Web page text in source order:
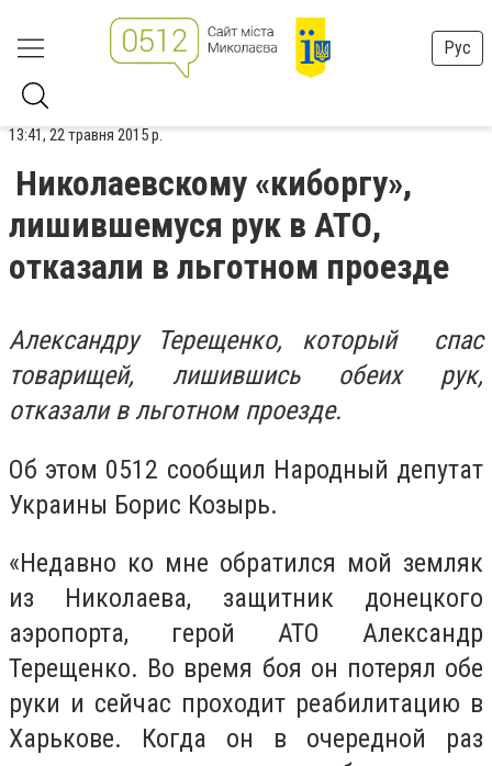
Рус
13:41, 22 травня 2015 р.
Николаевскому «киборгу»,
лишившемуся рук в АТО,
отказали в льготном проезде
Александру Терещенко, который спас
товарищей, лишившись обеих рук,
отказали в льготном проезде.
Об этом 0512 сообщил Народный депутат
Украины Борис Козырь.
«Недавно ко мне обратился мой земляк
из Николаева, защитник донецкого
аэропорта, герой АТО Александр
Терещенко. Во время боя он потерял обе
руки и сейчас проходит реабилитацию в
Харькове. Когда он в очередной раз